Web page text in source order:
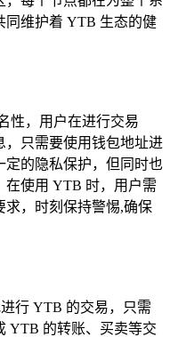
同维护着 YTB 生态的健
性，用户在进行交易
，只需要使用钱包地址进
定的隐私保护，但同时也
在使用 YTB 时，用户需
求，时刻保持警惕,确保
行 YTB 的交易，只需
YTB 的转账、买卖等交